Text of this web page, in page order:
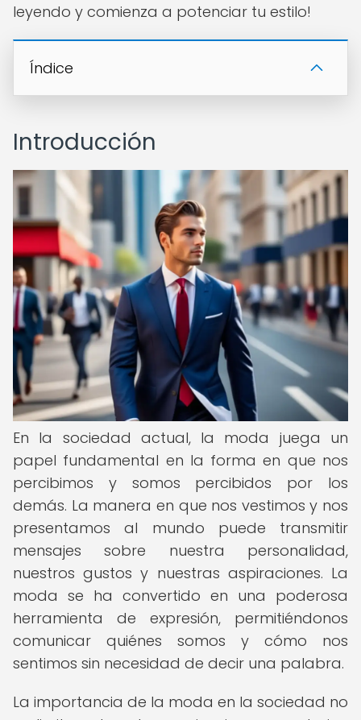
leyendo y comienza a potenciar tu estilo!
Índice
Introducción
En la sociedad actual, la moda juega un
papel fundamental en la forma en que nos
percibimos y somos percibidos por los
demás. La manera en que nos vestimos y nos
presentamos al mundo puede transmitir
mensajes sobre nuestra personalidad,
nuestros gustos y nuestras aspiraciones. La
moda se ha convertido en una poderosa
herramienta de expresión, permitiéndonos
comunicar quiénes somos y cómo nos
sentimos sin necesidad de decir una palabra.
La importancia de la moda en la sociedad no